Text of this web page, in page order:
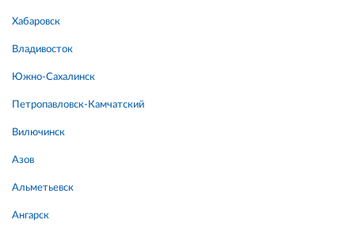
Хабаровск
Владивосток
Южно-Сахалинск
Петропавловск-Камчатский
Вилючинск
Азов
Альметьевск
Ангарск